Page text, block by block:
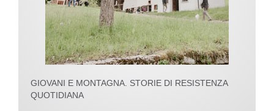
GIOVANI E MONTAGNA. STORIE DI RESISTENZA
QUOTIDIANA